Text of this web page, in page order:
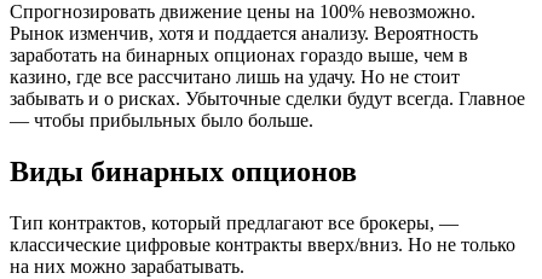
Спрогнозировать движение цены на 100% невозможно.
Рынок изменчив, хотя и поддается анализу. Вероятность
заработать на бинарных опционах гораздо выше, чем в
казино, где все рассчитано лишь на удачу. Но не стоит
забывать и о рисках. Убыточные сделки будут всегда. Главное
— чтобы прибыльных было больше.
Виды бинарных опционов
Тип контрактов, который предлагают все брокеры, —
классические цифровые контракты вверх/вниз. Но не только
на них можно зарабатывать.